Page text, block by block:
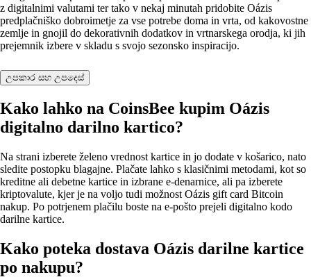
z digitalnimi valutami ter tako v nekaj minutah pridobite Oázis
predplačniško dobroimetje za vse potrebe doma in vrta, od kakovostne
zemlje in gnojil do dekorativnih dodatkov in vrtnarskega orodja, ki jih
prejemnik izbere v skladu s svojo sezonsko inspiracijo.
උපකාර සහ උපදෙස්
Kako lahko na CoinsBee kupim Oázis
digitalno darilno kartico?
Na strani izberete želeno vrednost kartice in jo dodate v košarico, nato
sledite postopku blagajne. Plačate lahko s klasičnimi metodami, kot so
kreditne ali debetne kartice in izbrane e‑denarnice, ali pa izberete
kriptovalute, kjer je na voljo tudi možnost Oázis gift card Bitcoin
nakup. Po potrjenem plačilu boste na e‑pošto prejeli digitalno kodo
darilne kartice.
Kako poteka dostava Oázis darilne kartice
po nakupu?